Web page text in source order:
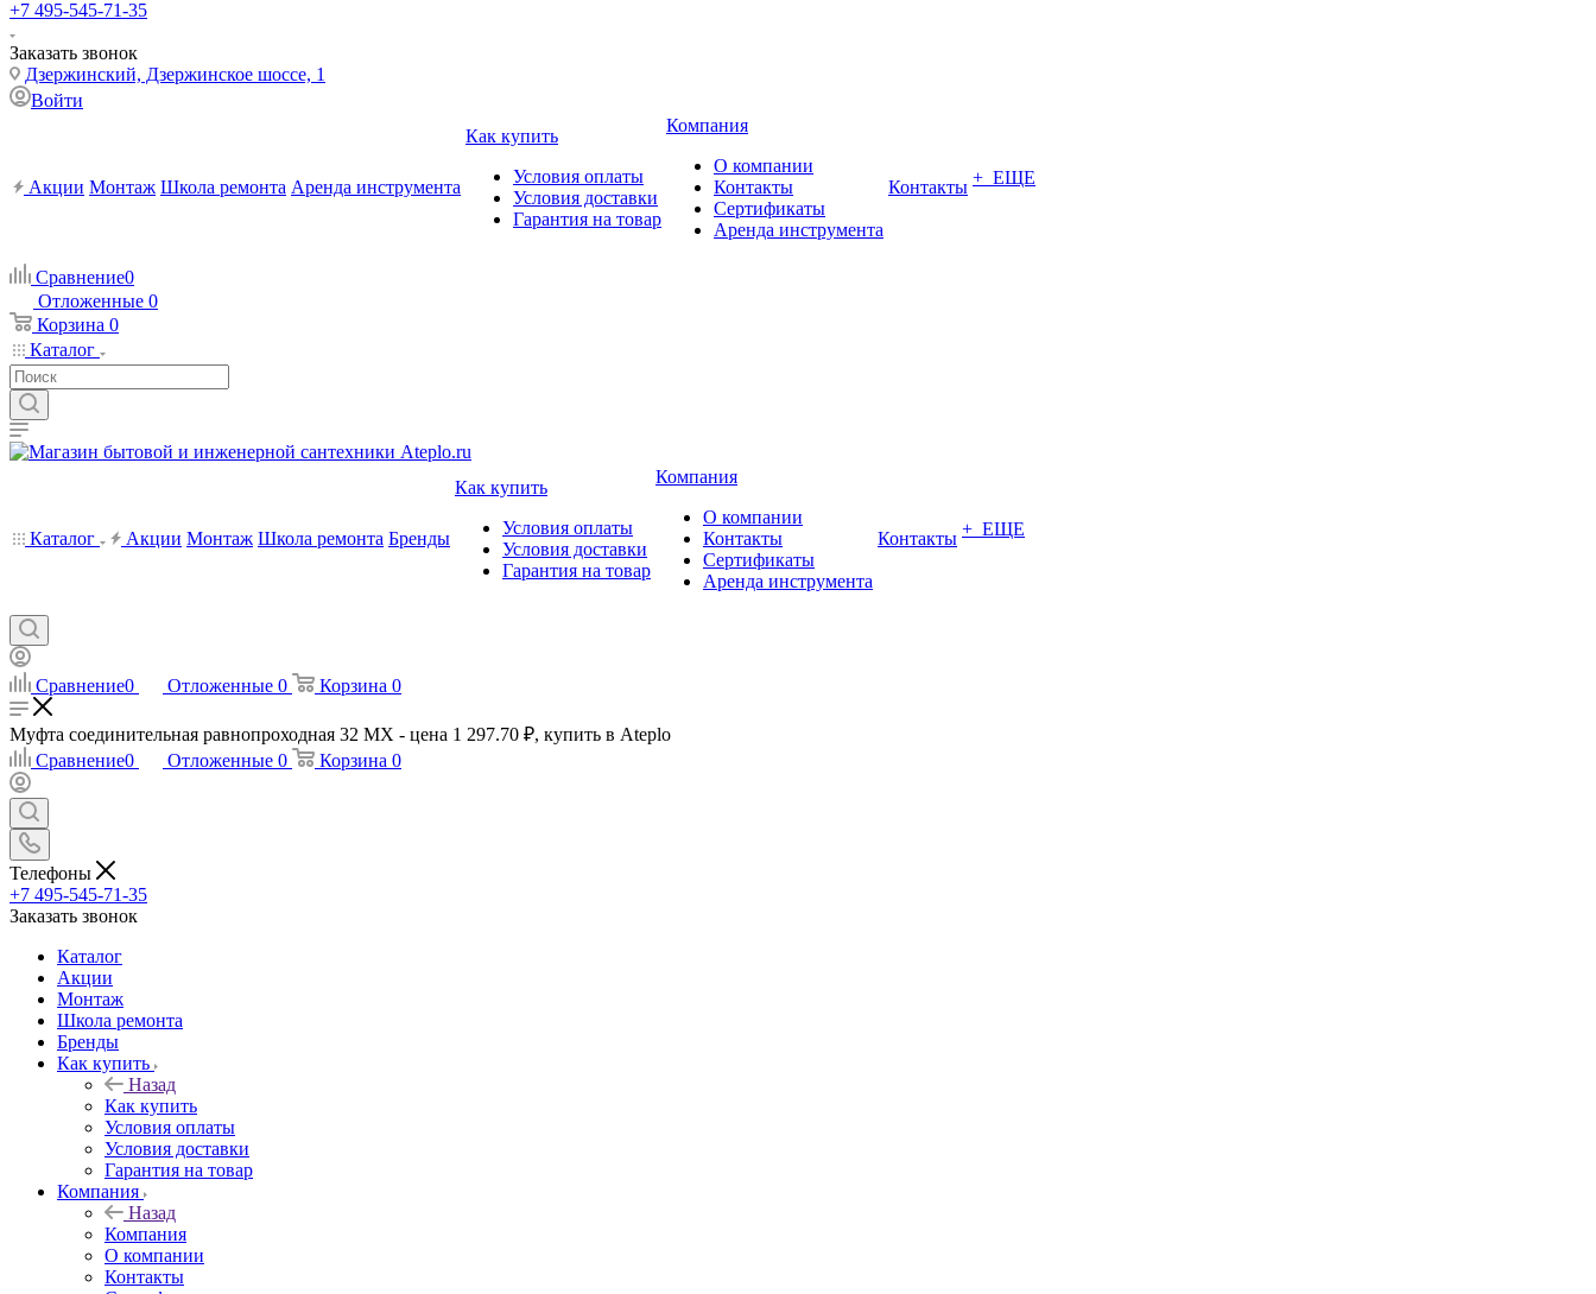
+7 495-545-71-35
Заказать звонок
Дзержинский, Дзержинское шоссе, 1
Войти
Акции Монтаж Школа ремонта Аренда инструмента
Как купить
Условия оплаты
Условия доставки
Гарантия на товар
Компания
О компании
Контакты
Сертификаты
Аренда инструмента
Контакты + ЕЩЕ
Сравнение0
Отложенные 0
Корзина 0
Каталог
Каталог Акции Монтаж Школа ремонта Бренды
Как купить
Условия оплаты
Условия доставки
Гарантия на товар
Компания
О компании
Контакты
Сертификаты
Аренда инструмента
Контакты + ЕЩЕ
Сравнение0 Отложенные 0 Корзина 0
Муфта соединительная равнопроходная 32 MX - цена 1 297.70 ₽, купить в Ateplo
Сравнение0 Отложенные 0 Корзина 0
Телефоны
+7 495-545-71-35
Заказать звонок
Каталог
Акции
Монтаж
Школа ремонта
Бренды
Как купить
Назад
Как купить
Условия оплаты
Условия доставки
Гарантия на товар
Компания
Назад
Компания
О компании
Контакты